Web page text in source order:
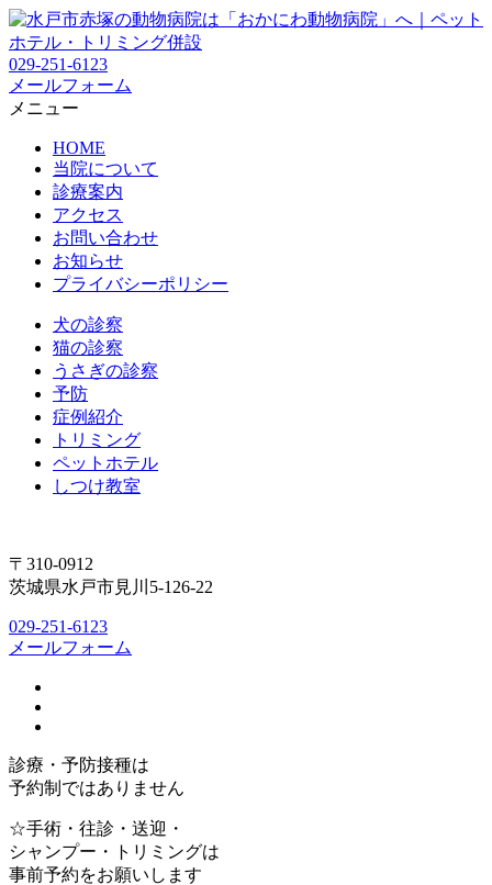
029-251-6123
メールフォーム
メニュー
HOME
当院について
診療案内
アクセス
お問い合わせ
お知らせ
プライバシーポリシー
犬の診察
猫の診察
うさぎの診察
予防
症例紹介
トリミング
ペットホテル
しつけ教室
〒310-0912
茨城県水戸市見川5-126-22
029-251-6123
メールフォーム
診療・予防接種は
予約制ではありません
☆手術・往診・送迎・
シャンプー・トリミングは
事前予約をお願いします